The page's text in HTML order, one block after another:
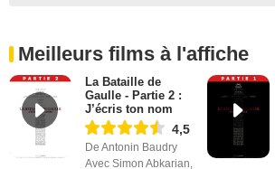
Meilleurs films à l'affiche
La Bataille de
Gaulle - Partie 2 :
J’écris ton nom
4,5
De Antonin Baudry
Avec Simon Abkarian,